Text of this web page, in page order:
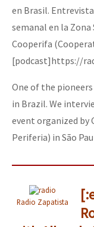
en Brasil.
semanal en la Zona
Cooperifa
[podcast]https://
One of the
in Brazil. We
event organized by
Periferia) in São
Radio Zapatista